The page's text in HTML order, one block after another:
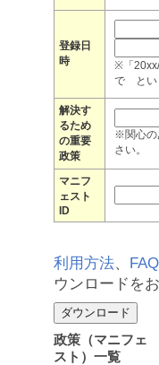
登録日
時
※「
で とい
解決す
るため
の重要
政策
※関心の
さい。
マニフ
ェスト
ID
利用方法、 FAQ
ウンロードを
政策（マニフェ
スト）一覧